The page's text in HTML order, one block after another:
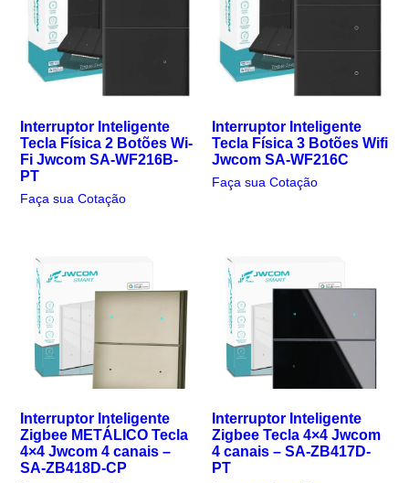
Interruptor Inteligente
Tecla Física 2 Botões Wi-
Fi Jwcom SA-WF216B-
PT
Faça sua Cotação
Interruptor Inteligente
Tecla Física 3 Botões Wifi
Jwcom SA-WF216C
Faça sua Cotação
Interruptor Inteligente
Zigbee METÁLICO Tecla
4×4 Jwcom 4 canais –
SA-ZB418D-CP
Interruptor Inteligente
Zigbee Tecla 4×4 Jwcom
4 canais – SA-ZB417D-
PT